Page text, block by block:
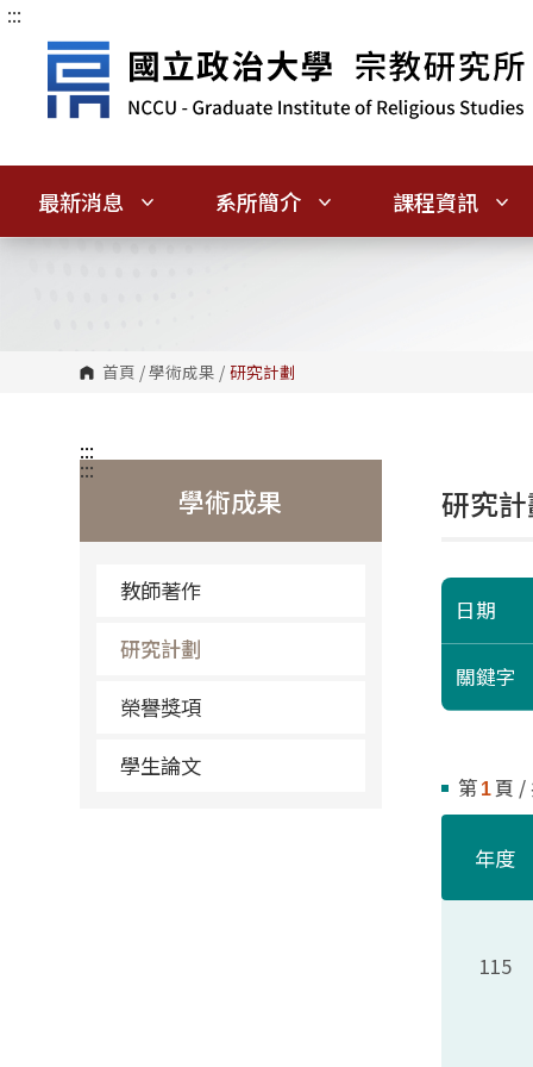
跳
:::
最新消息 系所簡介 課程資訊
首頁 /學術成果 / 研究計劃
:::
學術成果
教師著作
研究計劃
榮譽獎項
學生論文
:::
研究
日期
關鍵字
第 1 頁 /
年度
115